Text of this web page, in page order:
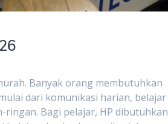
Banyak orang membutuhkan
dari komunikasi harian, belajar
Bagi pelajar, HP dibutuhkan